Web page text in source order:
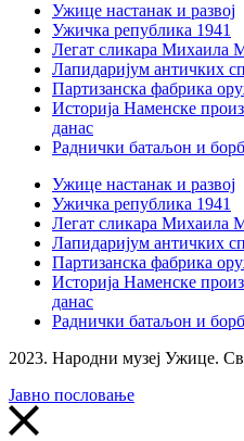
Ужице настанак и развој
Ужичка република 1941
Легат сликара Михаила
Лапидаријум античких
Партизанска фабрика
Историја Наменске
данас
Раднички батаљон и
Ужице настанак и развој
Ужичка република 1941
Легат сликара Михаила
Лапидаријум античких
Партизанска фабрика
Историја Наменске
данас
Раднички батаљон и
2023. Народни музеј Ужице.
Јавно пословање